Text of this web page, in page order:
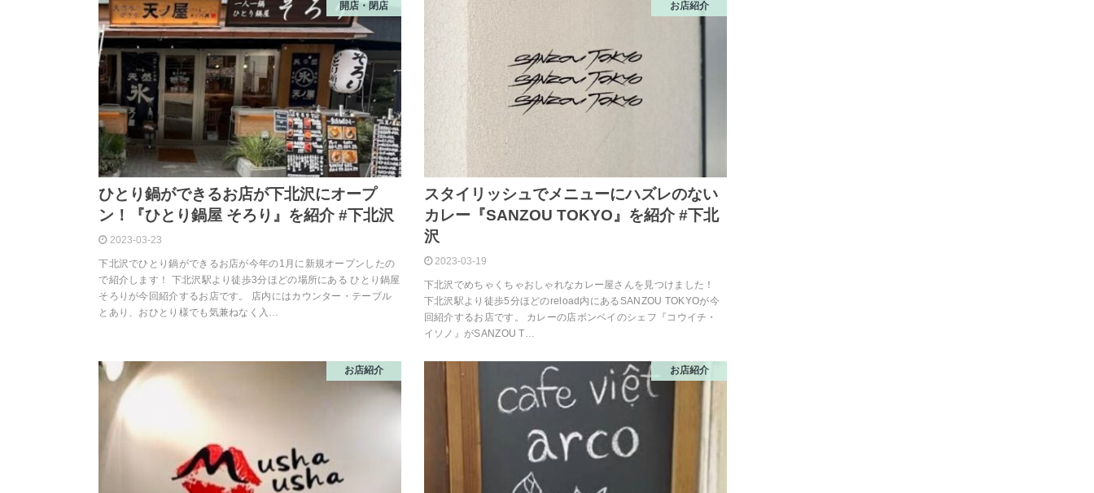
開店・閉店
ひとり鍋ができるお店が下北沢にオープ
ン！『ひとり鍋屋 そろり』を紹介 #下北沢
2023-03-23
下北沢でひとり鍋ができるお店が今年の1月に新規オープンしたの
で紹介します！ 下北沢駅より徒歩3分ほどの場所にある ひとり鍋屋
そろりが今回紹介するお店です。 店内にはカウンター・テーブル
とあり、おひとり様でも気兼ねなく入…
お店紹介
スタイリッシュでメニューにハズレのない
カレー『SANZOU TOKYO』を紹介 #下北
沢
2023-03-19
下北沢でめちゃくちゃおしゃれなカレー屋さんを見つけました！
下北沢駅より徒歩5分ほどのreload内にあるSANZOU TOKYOが今
回紹介するお店です。 カレーの店ボンベイのシェフ『コウイチ・
イソノ』がSANZOU T…
お店紹介 お店紹介